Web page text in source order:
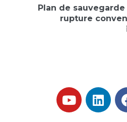
Plan de
rupture